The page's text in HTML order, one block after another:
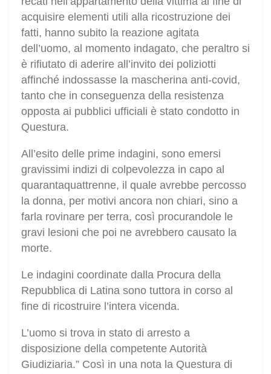
acquisire elementi utili alla ricostruzione dei
fatti, hanno subito la reazione agitata
dell’uomo, al momento indagato, che peraltro si
è rifiutato di aderire all’invito dei poliziotti
affinché indossasse la mascherina anti-covid,
tanto che in conseguenza della resistenza
opposta ai pubblici ufficiali è stato condotto in
Questura.
All’esito delle prime indagini, sono emersi
gravissimi indizi di colpevolezza in capo al
quarantaquattrenne, il quale avrebbe percosso
la donna, per motivi ancora non chiari, sino a
farla rovinare per terra, così procurandole le
gravi lesioni che poi ne avrebbero causato la
morte.
Le indagini coordinate dalla Procura della
Repubblica di Latina sono tuttora in corso al
fine di ricostruire l’intera vicenda.
L’uomo si trova in stato di arresto a
disposizione della competente Autorità
Giudiziaria.” Così in una nota la Questura di